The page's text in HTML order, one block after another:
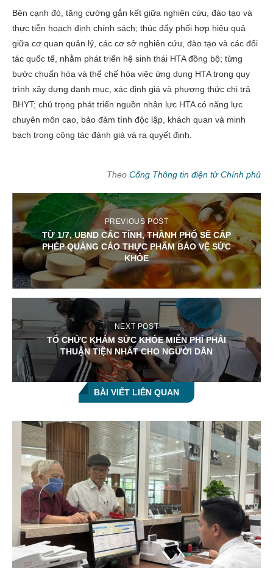
Bên cạnh đó, tăng cường gắn kết giữa nghiên cứu, đào tạo và
thực tiễn hoạch định chính sách; thúc đẩy phối hợp hiệu quả
giữa cơ quan quản lý, các cơ sở nghiên cứu, đào tạo và các đối
tác quốc tế, nhằm phát triển hệ sinh thái HTA đồng bộ; từng
bước chuẩn hóa và thể chế hóa việc ứng dụng HTA trong quy
trình xây dựng danh mục, xác định giá và phương thức chi trả
BHYT; chú trọng phát triển nguồn nhân lực HTA có năng lực
chuyên môn cao, bảo đảm tính độc lập, khách quan và minh
bạch trong công tác đánh giá và ra quyết định.
Theo Cổng Thông tin điện tử Chính phủ
PREVIOUS POST
TỪ 1/7, UBND CÁC TỈNH, THÀNH PHỐ SẼ CẤP
PHÉP QUẢNG CÁO THỰC PHẨM BẢO VỆ SỨC
KHỎE
NEXT POST
TỔ CHỨC KHÁM SỨC KHỎE MIỄN PHÍ PHẢI
THUẬN TIỆN NHẤT CHO NGƯỜI DÂN
BÀI VIẾT LIÊN QUAN